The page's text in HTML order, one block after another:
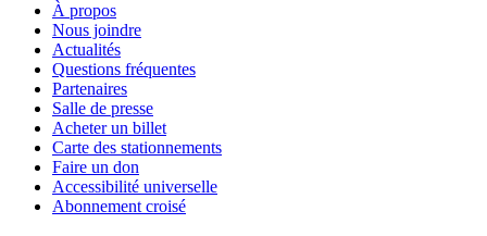
À propos
Nous joindre
Actualités
Questions fréquentes
Partenaires
Salle de presse
Acheter un billet
Carte des stationnements
Faire un don
Accessibilité universelle
Abonnement croisé